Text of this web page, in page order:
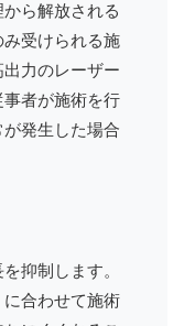
から解放される
受けられる施
力のレーザー
者が施術を行
発生した場合
抑制します。
合わせて施術